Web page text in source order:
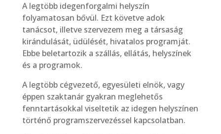
A legtöbb idegenforgalmi helyszín
folyamatosan bővül. Ezt követve adok
tanácsot, illetve szervezem meg a társaság
kirándulását, üdülését, hivatalos programját.
Ebbe beletartozik a szállás, ellátás, helyszínek
és a programok.
A legtöbb cégvezető, egyesületi elnök, vagy
éppen szaktanár gyakran meglehetős
fenntartásokkal viseltetik az idegen helyszínen
történő programszervezéssel kapcsolatban.